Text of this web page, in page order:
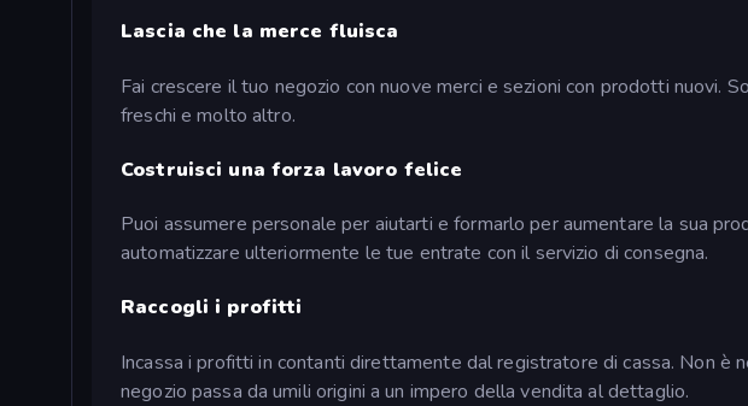
Lascia che la merce fluisca
Fai crescere il tuo negozio con nuove merci e sezioni con prodotti nuovi.
freschi e molto altro.
Costruisci una forza lavoro felice
Puoi assumere personale per aiutarti e formarlo per aumentare la sua
automatizzare ulteriormente le tue entrate con il servizio di consegna.
Raccogli i profitti
Incassa i profitti in contanti direttamente dal registratore di cassa. Non è
negozio passa da umili origini a un impero della vendita al dettaglio.